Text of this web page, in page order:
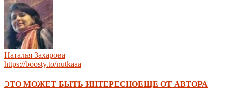
Наталья Захарова
https://boosty.to/nutkaaa
ЭТО МОЖЕТ БЫТЬ ИНТЕРЕСНОЕЩЕ ОТ АВТОРА